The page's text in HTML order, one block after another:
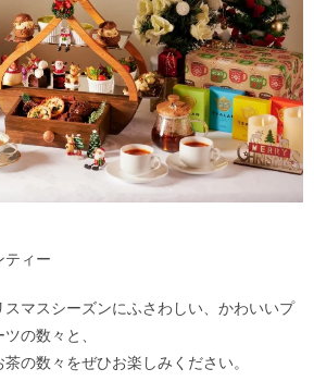
ティー
マスシーズンにふさわしい、かわいいプ
の数々と、
の数々をぜひお楽しみください。